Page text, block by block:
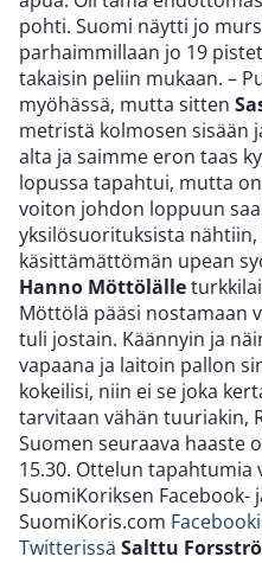
pohti. Suomi näytti jo
parhaimmillaan jo 19
takaisin peliin mukaan. –
myöhässä, mutta sitten
metristä kolmosen sisään
alta ja saimme eron taas
lopussa tapahtui, mutta
voiton johdon loppuun
yksilösuorituksista nähtiin,
käsittämättömän upean
Hanno Möttölälle
Möttölä pääsi nostamaan
tuli jostain. Käännyin ja
vapaana ja laitoin pallon
kokeilisi, niin ei se joka
tarvitaan vähän tuuriakin,
Suomen seuraava haaste
15.30. Ottelun tapahtumia
SuomiKoriksen Facebook-
SuomiKoris.com
Twitterissä Salttu